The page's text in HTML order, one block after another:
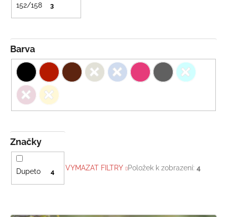
Značky
Dupeto 4
Barva
152/158 3
VYMAZAT FILTRY Položek k zobrazení:4